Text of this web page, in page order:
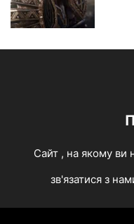
Cайт , на якому
зв'язатися з